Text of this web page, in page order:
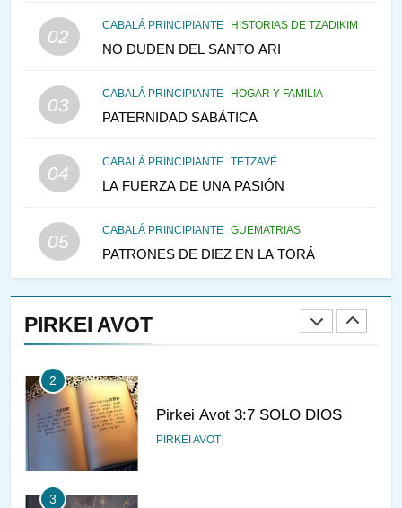
02
CABALÁ PRINCIPIANTE HISTORIAS DE TZADIKIM
NO DUDEN DEL SANTO ARI
03
CABALÁ PRINCIPIANTE HOGAR Y FAMILIA
PATERNIDAD SABÁTICA
04
CABALÁ PRINCIPIANTE TETZAVÉ
LA FUERZA DE UNA PASIÓN
05
CABALÁ PRINCIPIANTE GUEMATRIAS
PATRONES DE DIEZ EN LA TORÁ
PIRKEI AVOT
146
VEAMOS ¿POR QUÉ
LAS MUJERES
PENSAMIENTO JUDÍO PIRKEI AVOT
CONVERSAR CON LA MUJER
A LA LUZ DEL JUDAÍSMO
2
Pirkei Avot 3:7 SOLO DIOS
3
LA LEY JUDIA DE ATRACCIÓN
PIRKEI AVOT
4